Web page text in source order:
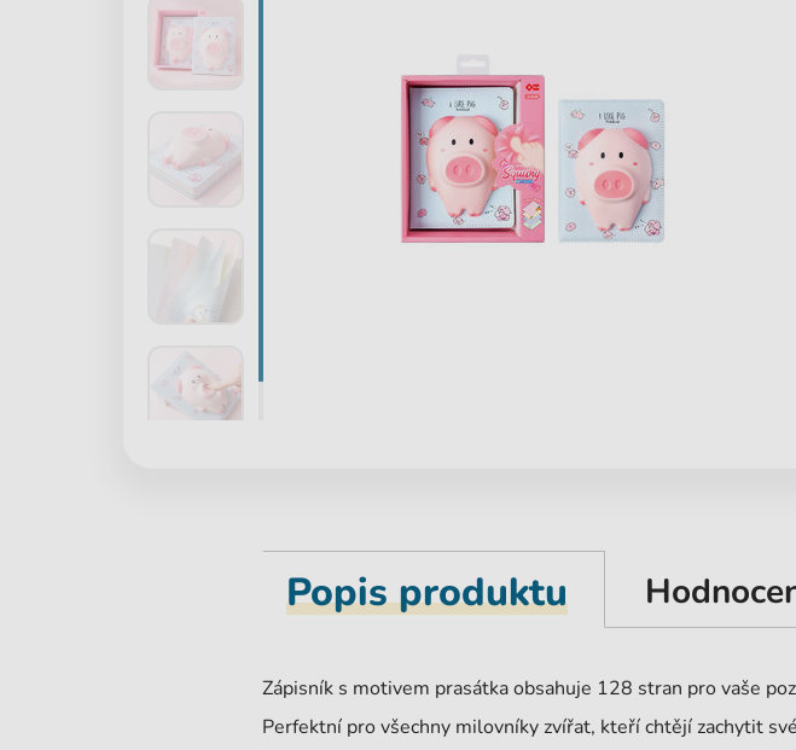
Popis produktu
Zápisník s motivem prasátka obsahuje 128 stran pro vaše
Perfektní pro všechny milovníky zvířat, kteří chtějí zachytit